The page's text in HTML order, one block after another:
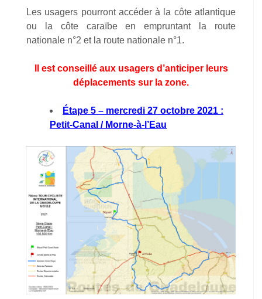
Les usagers pourront accéder à la côte atlantique
ou la côte caraïbe en empruntant la route
nationale n°2 et la route nationale n°1.
Il est conseillé aux usagers d’anticiper leurs
déplacements sur la zone.
Étape 5 – mercredi 27 octobre 2021 :
Petit-Canal / Morne-à-l’Eau